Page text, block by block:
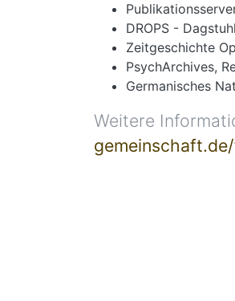
DROPS -
Zeitgeschichte
PsychArchives,
Germanisches
Weitere